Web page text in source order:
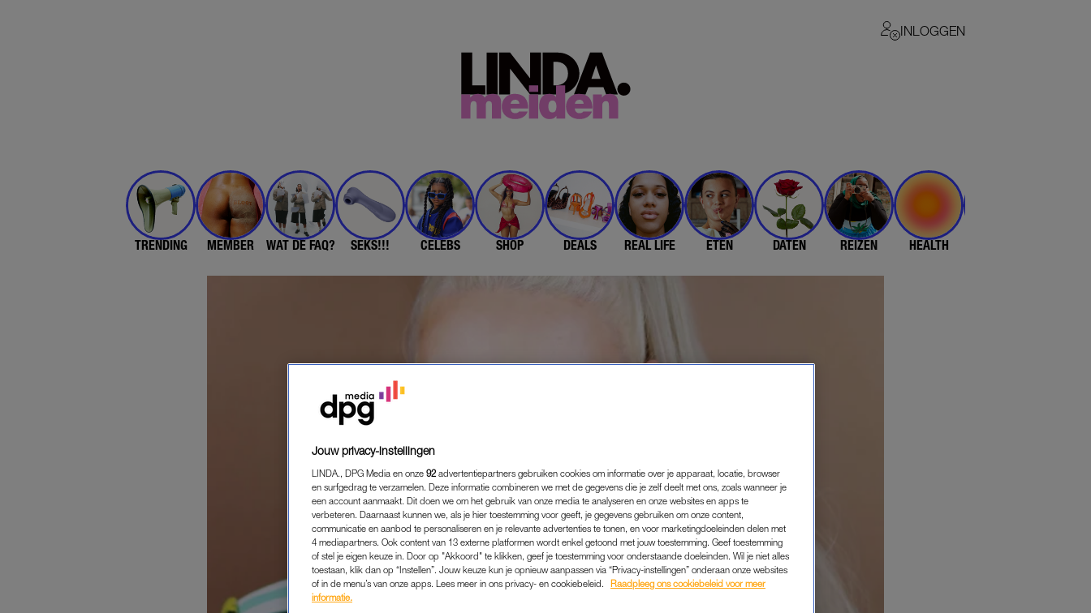
INLOGGEN
TRENDING MEMBER WAT DE FAQ? SEKS!!! CELEBS SHOP DEALS REAL LIFE ETEN DATEN REIZEN HEALTH
Jouw privacy-instellingen
LINDA., DPG Media en onze 92 advertentiepartners gebruiken cookies om informatie over je apparaat, locatie, browser
en surfgedrag te verzamelen. Deze informatie combineren we met de gegevens die je zelf deelt met ons, zoals wanneer je
een account aanmaakt. Dit doen we om het gebruik van onze media te analyseren en onze websites en apps te
verbeteren. Daarnaast kunnen we, als je hier toestemming voor geeft, je gegevens gebruiken om onze content,
communicatie en aanbod te personaliseren en je relevante advertenties te tonen, en voor marketingdoeleinden delen met
4 mediapartners. Ook content van 13 externe platformen wordt enkel getoond met jouw toestemming. Geef toestemming
of stel je eigen keuze in. Door op "Akkoord" te klikken, geef je toestemming voor onderstaande doeleinden. Wil je niet alles
toestaan, klik dan op “Instellen”. Jouw keuze kun je opnieuw aanpassen via “Privacy-instellingen” onderaan onze websites
of in de menu’s van onze apps. Lees meer in ons privacy- en cookiebeleid.
Raadpleeg ons cookiebeleid voor meer
informatie.